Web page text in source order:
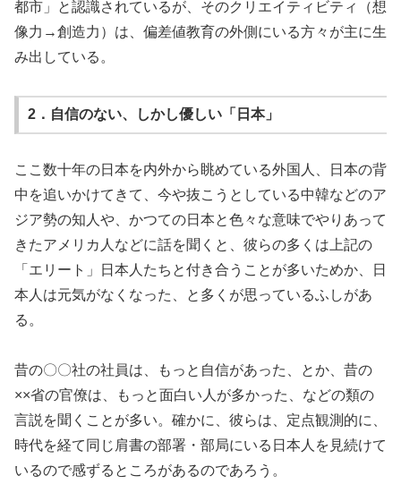
都市」と認識されているが、そのクリエイティビティ（想
像力→創造力）は、偏差値教育の外側にいる方々が主に生
み出している。
2．自信のない、しかし優しい「日本」
ここ数十年の日本を内外から眺めている外国人、日本の背
中を追いかけてきて、今や抜こうとしている中韓などのア
ジア勢の知人や、かつての日本と色々な意味でやりあって
きたアメリカ人などに話を聞くと、彼らの多くは上記の
「エリート」日本人たちと付き合うことが多いためか、日
本人は元気がなくなった、と多くが思っているふしがあ
る。
昔の〇〇社の社員は、もっと自信があった、とか、昔の
××省の官僚は、もっと面白い人が多かった、などの類の
言説を聞くことが多い。確かに、彼らは、定点観測的に、
時代を経て同じ肩書の部署・部局にいる日本人を見続けて
いるので感ずるところがあるのであろう。